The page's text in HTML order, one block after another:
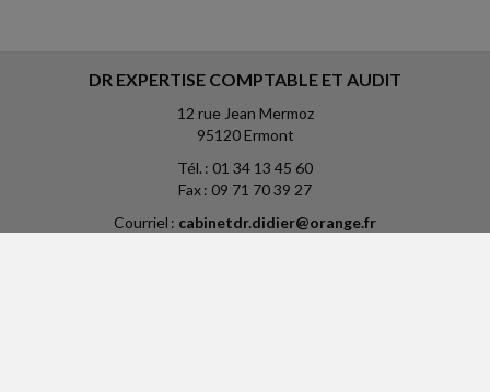
DR EXPERTISE COMPTABLE ET AUDIT
12 rue Jean Mermoz
95120 Ermont
Tél. : 01 34 13 45 60
Fax : 09 71 70 39 27
Courriel : cabinetdr.didier@orange.fr